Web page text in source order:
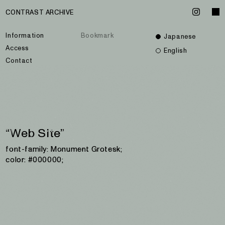
CONTRAST ARCHIVE
Information
Access
Contact
Bookmark
Japanese
English
“Web Site”
font-family: Monument Grotesk;
color: #000000;
CONTRAST ARCHIVE
Information
Access
Contact
Bookmark
Japanese
English
“Web Site”
font-family: Monument Grotesk;
color: #000000;